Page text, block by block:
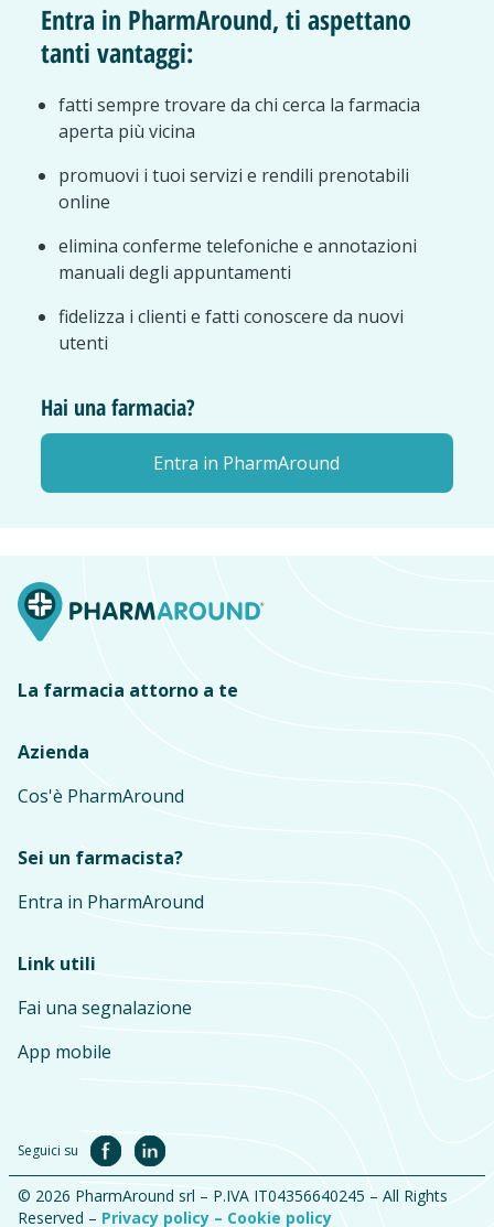
Entra in PharmAround, ti aspettano
tanti vantaggi:
fatti sempre trovare da chi cerca la farmacia
aperta più vicina
promuovi i tuoi servizi e rendili prenotabili
online
elimina conferme telefoniche e annotazioni
manuali degli appuntamenti
fidelizza i clienti e fatti conoscere da nuovi
utenti
Hai una farmacia?
Entra in PharmAround
La farmacia attorno a te
Azienda
Cos'è PharmAround
Sei un farmacista?
Entra in PharmAround
Link utili
Fai una segnalazione
App mobile
Seguici su
© 2026 PharmAround srl – P.IVA IT04356640245 – All Rights
Reserved – Privacy policy – Cookie policy